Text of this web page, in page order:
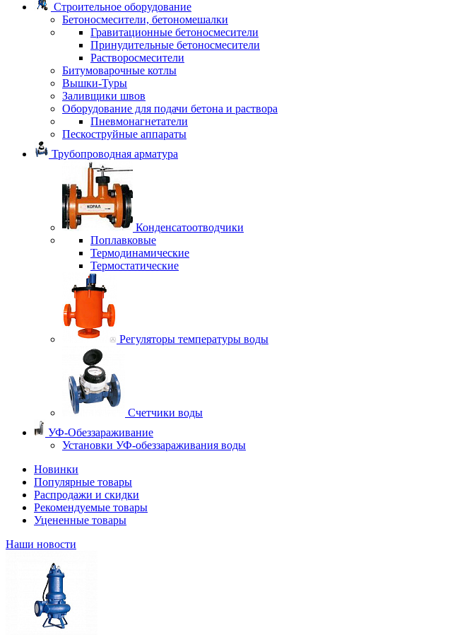
Строительное оборудование
Бетоносмесители, бетономешалки
Гравитационные бетоносмесители
Принудительные бетоносмесители
Растворосмесители
Битумоварочные котлы
Вышки-Туры
Заливщики швов
Оборудование для подачи бетона и раствора
Пневмонагнетатели
Пескоструйные аппараты
Трубопроводная арматура
Конденсатоотводчики
Поплавковые
Термодинамические
Термостатические
Регуляторы температуры воды
Счетчики воды
УФ-Обеззараживание
Установки УФ-обеззараживания воды
Новинки
Популярные товары
Распродажи и скидки
Рекомендуемые товары
Уцененные товары
Наши новости